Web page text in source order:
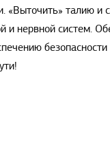
«Выточить» талию и
и нервной систем.